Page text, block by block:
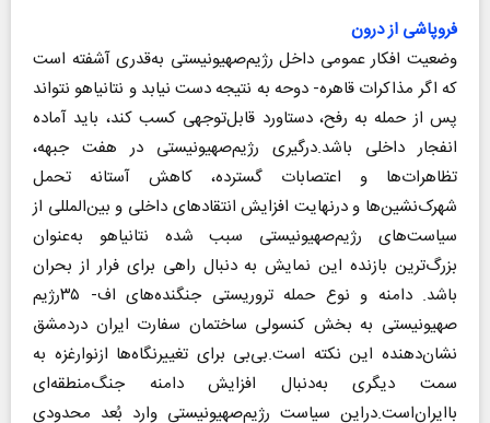
فروپاشی از درون
وضعیت افکار عمومی داخل رژیم‌صهیونیستی به‌قدری آشفته است
که اگر مذاکرات قاهره- دوحه به نتیجه دست نیابد و نتانیاهو نتواند
پس از حمله به رفح، دستاورد قابل‌توجهی کسب کند، باید آماده
انفجار داخلی باشد.درگیری رژیم‌صهیونیستی در هفت جبهه،
تظاهرات‌ها و اعتصابات گسترده، کاهش آستانه تحمل
شهرک‌نشین‌ها و درنهایت افزایش انتقادهای داخلی و بین‌المللی از
سیاست‌های رژیم‌صهیونیستی سبب شده نتانیاهو به‌عنوان
بزرگ‌ترین بازنده این نمایش به دنبال راهی برای فرار از بحران
باشد. دامنه و نوع حمله تروریستی جنگنده‌های اف- ۳۵رژیم
صهیونیستی به بخش کنسولی ساختمان سفارت ایران دردمشق
نشان‌دهنده این نکته است.بی‌بی برای تغییرنگاه‌ها ازنوارغزه به
سمت دیگری به‌دنبال افزایش دامنه جنگ‌منطقه‌ای
با‌ایران‌است.دراین سیاست رژیم‌صهیونیستی وارد بُعد محدودی